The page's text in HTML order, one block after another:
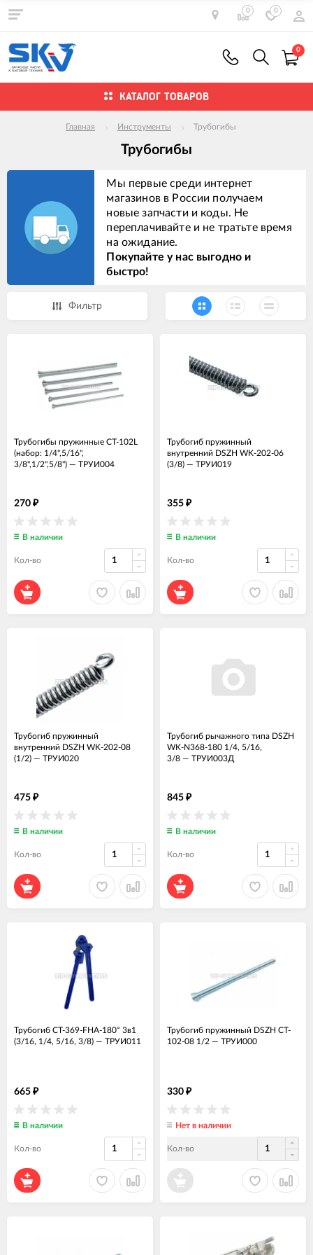
0 0
0
КАТАЛОГ ТОВАРОВ
Главная Инструменты Трубогибы
Трубогибы
Мы первые среди интернет
магазинов в России получаем
новые запчасти и коды. Не
переплачивайте и не тратьте время
на ожидание.
Покупайте у нас выгодно и
быстро!
Фильтр
Трубогибы пружинные CT-102L
(набор: 1/4",5/16",
3/8",1/2",5/8") — ТРУИ004
270 ₽
В наличии
Кол-во
Трубогиб пружинный
внутренний DSZH WK-202-06
(3/8) — ТРУИ019
355 ₽
В наличии
Кол-во
Трубогиб пружинный
внутренний DSZH WK-202-08
(1/2) — ТРУИ020
475 ₽
В наличии
Кол-во
Трубогиб рычажного типа DSZH
WK-N368-180 1/4, 5/16,
3/8 — ТРУИ003Д
845 ₽
В наличии
Кол-во
Трубогиб CT-369-FHA-180° 3в1
(3/16, 1/4, 5/16, 3/8) — ТРУИ011
665 ₽
В наличии
Кол-во
Трубогиб пружинный DSZH CT-
102-08 1/2 — ТРУИ000
330 ₽
Нет в наличии
Кол-во